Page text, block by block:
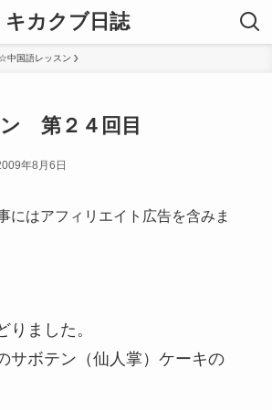
キカクブ日誌
☆中国語レッスン
第２４回目
年8月6日
にはアフィリエイト広告を含みま
りました。
サボテン（仙人掌）ケーキの